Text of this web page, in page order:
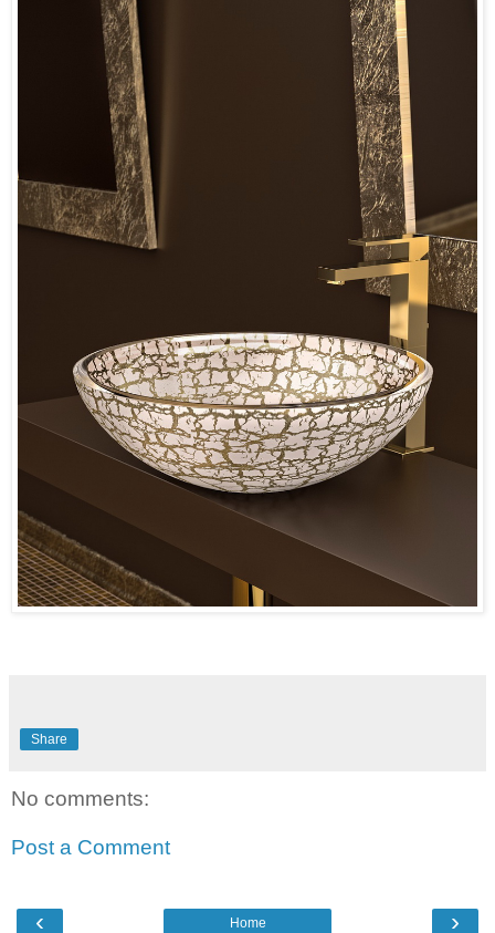
Share
No comments:
Post a Comment
‹ ›
Home